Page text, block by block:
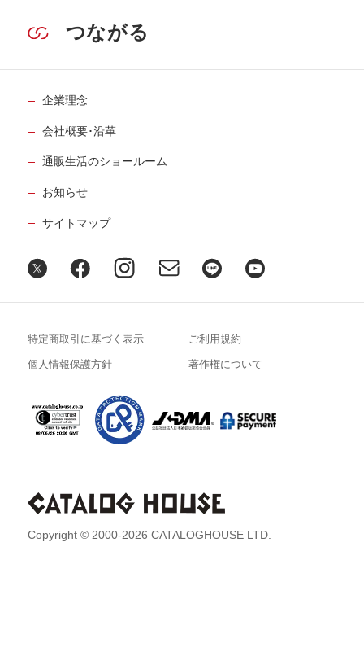
つながる
企業理念
会社概要･沿革
通販生活のショールーム
お知らせ
サイトマップ
Copyright © 2000-2026 CATALOGHOUSE LTD.
特定商取引に基づく表示 ご利用規約
個人情報保護方針 著作権について